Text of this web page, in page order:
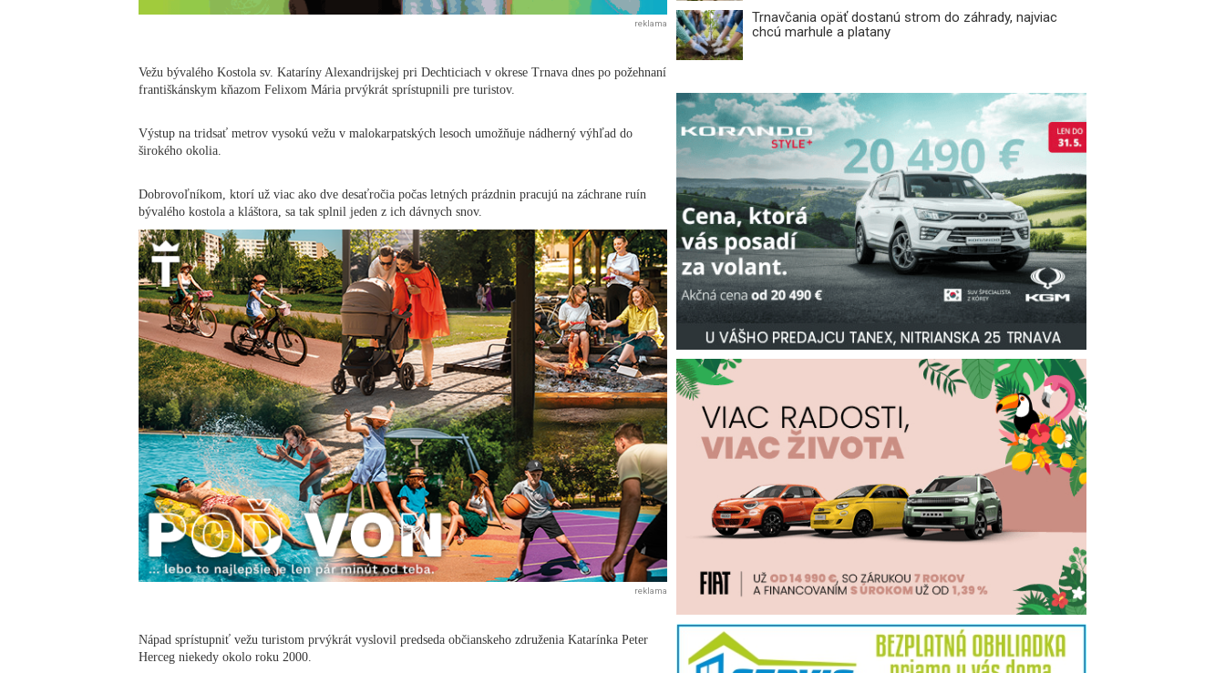
reklama
Vežu bývalého Kostola sv. Kataríny Alexandrijskej pri Dechticiach v okrese Trnava dnes po požehnaní
františkánskym kňazom Felixom Mária prvýkrát sprístupnili pre turistov.
Výstup na tridsať metrov vysokú vežu v malokarpatských lesoch umožňuje nádherný výhľad do
širokého okolia.
Dobrovoľníkom, ktorí už viac ako dve desaťročia počas letných prázdnin pracujú na záchrane ruín
bývalého kostola a kláštora, sa tak splnil jeden z ich dávnych snov.
reklama
Nápad sprístupniť vežu turistom prvýkrát vyslovil predseda občianskeho združenia Katarínka Peter
Herceg niekedy okolo roku 2000.
Trnavčania opäť dostanú strom do záhrady, najviac
chcú marhule a platany